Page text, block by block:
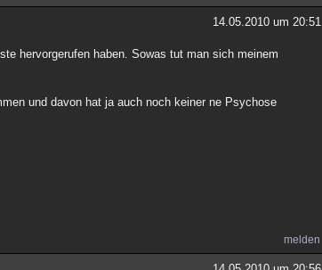
14.05.2010 um 20:51
hervorgerufen haben. Sowas tut man sich meinem
und davon hat ja auch noch keiner ne Psychose
melden